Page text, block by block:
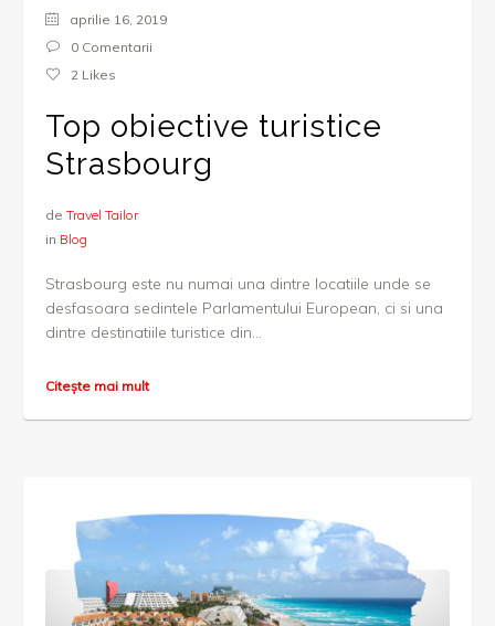
aprilie 16, 2019
0 Comentarii
2Likes
Top obiective turistice
Strasbourg
de Travel Tailor
in Blog
Strasbourg este nu numai una dintre locatiile unde se
desfasoara sedintele Parlamentului European, ci si una
dintre destinatiile turistice din...
Citește mai mult